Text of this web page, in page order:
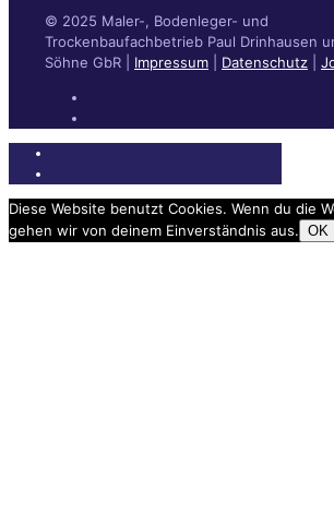
© 2025 Maler-, Bodenleger- und
Trockenbaufachbetrieb Paul Drinhausen
Söhne GbR | Impressum Datenschutz
Diese Website benutzt Cookies. Wenn du die
gehen wir von deinem Einverständnis aus. OK